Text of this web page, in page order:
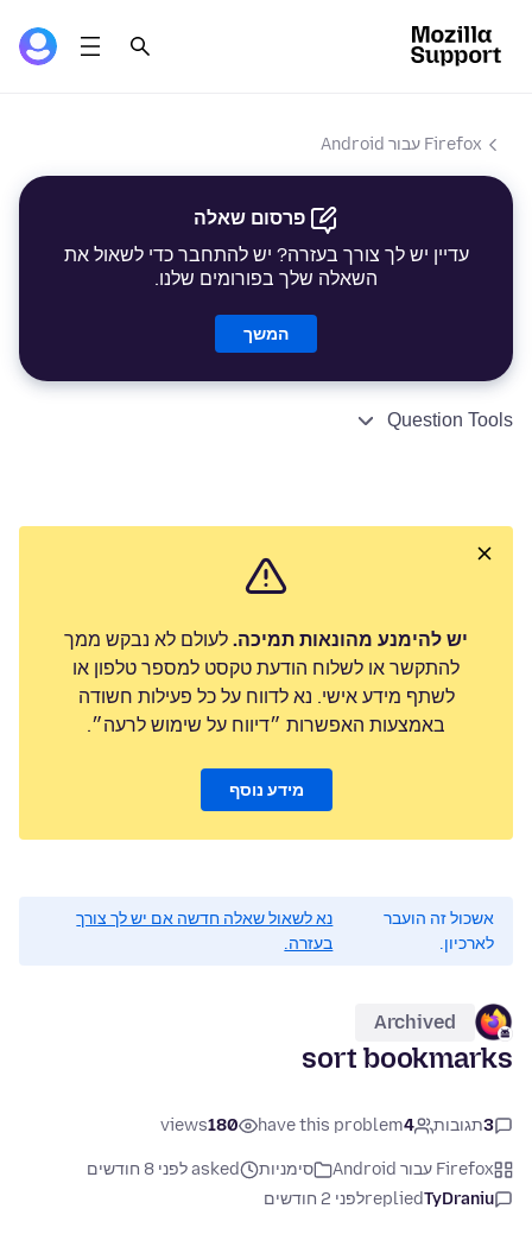
Firefox עבור Android
פרסום שאלה
עדיין יש לך צורך בעזרה? יש להתחבר כדי לשאול את
השאלה שלך בפורומים שלנו.
המשך
Question Tools
יש להימנע מהונאות תמיכה. לעולם לא נבקש ממך
להתקשר או לשלוח הודעת טקסט למספר טלפון או
לשתף מידע אישי. נא לדווח על כל פעילות חשודה
באמצעות האפשרות ״דיווח על שימוש לרעה״.
מידע נוסף
אשכול זה הועבר
לארכיון.
נא לשאול שאלה חדשה אם יש לך צורך
בעזרה.
Archived
sort bookmarks
3תגובות 4
have this problem
180
views
Firefox עבור Android סימניות
asked לפני 8 חודשים
TyDraniu
repliedלפני 2 חודשים